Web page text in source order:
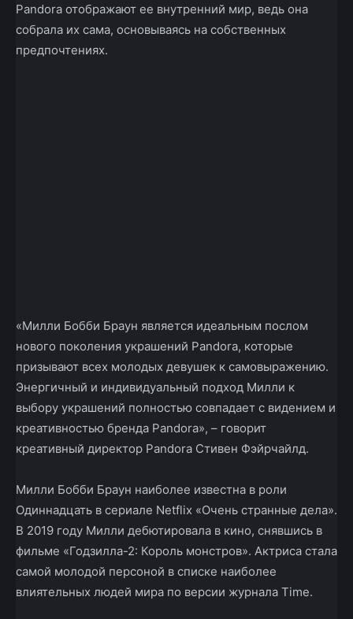
Pandora отображают ее внутренний мир, ведь она
собрала их сама, основываясь на собственных
предпочтениях.
«Милли Бобби Браун является идеальным послом
нового поколения украшений Pandora, которые
призывают всех молодых девушек к самовыражению.
Энергичный и индивидуальный подход Милли к
выбору украшений полностью совпадает с видением и
креативностью бренда Pandora», – говорит
креативный директор Pandora Стивен Фэйрчайлд.
Милли Бобби Браун наиболее известна в роли
Одиннадцать в сериале Netflix «Очень странные дела».
В 2019 году Милли дебютировала в кино, снявшись в
фильме «Годзилла-2: Король монстров». Актриса стала
самой молодой персоной в списке наиболее
влиятельных людей мира по версии журнала Time.